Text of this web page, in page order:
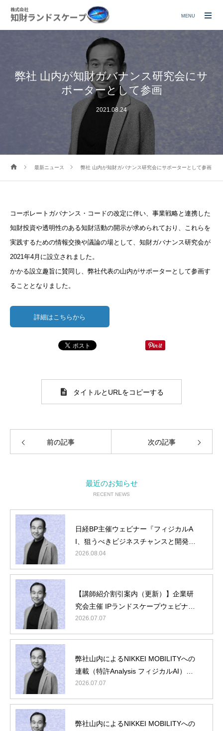
弊社 山内が知財ガバナンス研究会にサ
ポーターとして参画
2021.08.24
最新ニュース 弊社 山内が知財ガバナンス研究会にサポーターとして参画
コーポレートガバナンス・コードの改定に伴い、事業戦略と連携した
知財投資や透明性のある知財活動の開示が求められており、これらを
実践するための情報交換や議論の場として、知財ガバナンス研究会が
2021年4月に設立されました。
かかる設立趣旨に賛同し、弊社代表の山内がサポーターとして参画す
ることとなりました。
詳細はこちらから
タイトルとURLをコピーする
前の記事 次の記事
最近のお知らせ
RECENT NEWS
日経BP主催ウェビナー『フィジカルA
I、狙うべきビジネスチャンスと開発タ
ーゲット』に弊社山内が登壇
2026.08.04
【講師紹介割引案内（更新）】企業研
究会主催 IPランドスケープウェビナー
『フィジカルAI編』に弊社山内が登壇
2026.07.07
弊社山内によるNIKKEI MOBILITYへの
連載（特許Analysis フィジカルAI）第5
回/最終回
2026.07.07
弊社山内によるNIKKEI MOBILITYへの
MENU
理念・概要